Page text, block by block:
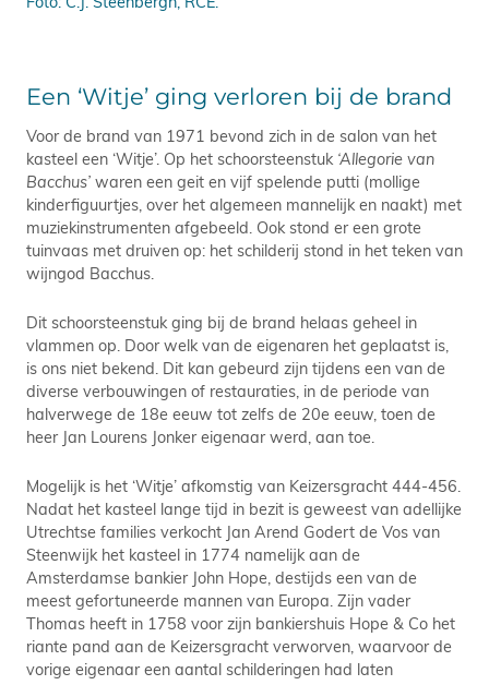
Een ‘Witje’ ging verloren bij de brand
Voor de brand van 1971 bevond zich in de salon van het
kasteel een ‘Witje’. Op het schoorsteenstuk ‘Allegorie van
Bacchus’ waren een geit en vijf spelende putti (mollige
kinderfiguurtjes, over het algemeen mannelijk en naakt) met
muziekinstrumenten afgebeeld. Ook stond er een grote
tuinvaas met druiven op: het schilderij stond in het teken van
wijngod Bacchus.
Dit schoorsteenstuk ging bij de brand helaas geheel in
vlammen op. Door welk van de eigenaren het geplaatst is,
is ons niet bekend. Dit kan gebeurd zijn tijdens een van de
diverse verbouwingen of restauraties, in de periode van
halverwege de 18e eeuw tot zelfs de 20e eeuw, toen de
heer Jan Lourens Jonker eigenaar werd, aan toe.
Mogelijk is het ‘Witje’ afkomstig van Keizersgracht 444-456.
Nadat het kasteel lange tijd in bezit is geweest van adellijke
Utrechtse families verkocht Jan Arend Godert de Vos van
Steenwijk het kasteel in 1774 namelijk aan de
Amsterdamse bankier John Hope, destijds een van de
meest gefortuneerde mannen van Europa. Zijn vader
Thomas heeft in 1758 voor zijn bankiershuis Hope & Co het
riante pand aan de Keizersgracht verworven, waarvoor de
vorige eigenaar een aantal schilderingen had laten